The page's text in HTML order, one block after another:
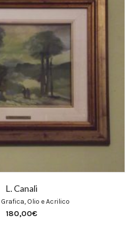
L. Canali
,Olio e Acrilico
180,00€